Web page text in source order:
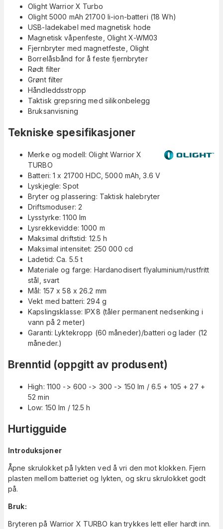
Olight Warrior X Turbo
Olight 5000 mAh 21700 li-ion-batteri (18 Wh)
USB-ladekabel med magnetisk hode
Magnetisk våpenfeste, Olight X-WM03
Fjernbryter med magnetfeste, Olight
Borrelåsbånd for å feste fjernbryter
Rødt filter
Grønt filter
Håndleddsstropp
Taktisk grepsring med silikonbelegg
Bruksanvisning
Tekniske spesifikasjoner
Merke og modell: Olight Warrior X
TURBO
Batteri: 1 x 21700 HDC, 5000 mAh, 3.6 V
Lyskjegle: Spot
Bryter og plassering: Taktisk halebryter
Driftsmoduser: 2
Lysstyrke: 1100 lm
Lysrekkevidde: 1000 m
Maksimal driftstid: 12.5 h
Maksimal intensitet: 250 000 cd
Ladetid: Ca. 5.5 t
Materiale og farge: Hardanodisert flyaluminium/rustfritt
stål, svart
Mål: 157 x 58 x 26.2 mm
Vekt med batteri: 294 g
Kapslingsklasse: IPX8 (tåler permanent nedsenking i
vann på 2 meter)
Garanti: Lyktekropp (60 måneder)/batteri og lader (12
måneder.)
Brenntid (oppgitt av produsent)
High: 1100 -> 600 -> 300 -> 150 lm / 6.5 + 105 + 27 +
52 min
Low: 150 lm / 12.5 h
Hurtigguide
Introduksjoner
Åpne skrulokket på lykten ved å vri den mot klokken. Fjern
plasten mellom batteriet og lykten, og skru skrulokket godt
på.
Bruk:
Bryteren på Warrior X TURBO kan trykkes lett eller hardt inn.